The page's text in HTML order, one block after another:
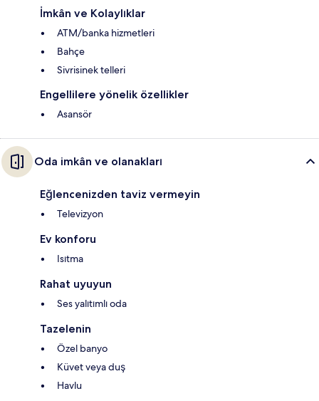
İmkân ve Kolaylıklar
ATM/banka hizmetleri
Bahçe
Sivrisinek telleri
Engellilere yönelik özellikler
Asansör
Oda imkân ve olanakları
Eğlencenizden taviz vermeyin
Televizyon
Ev konforu
Isıtma
Rahat uyuyun
Ses yalıtımlı oda
Tazelenin
Özel banyo
Küvet veya duş
Havlu